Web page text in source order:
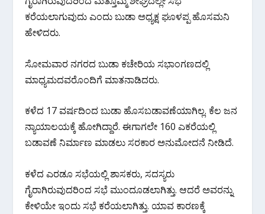
ಕರೆಯಲಾಗುವುದು ಎಂದು ಬುಡಾ ಅಧ್ಯಕ್ಷ ಘೂಳಪ್ಪ ಹೊಸಮನಿ
ಹೇಳಿದರು.
ಸೋಮವಾರ ನಗರದ ಬುಡಾ ಕಚೇರಿಯ ಸಭಾಂಗಣದಲ್ಲಿ
ಮಾಧ್ಯಮದವರೊಂದಿಗೆ ಮಾತನಾಡಿದರು.
ಕಳೆದ 17 ವರ್ಷದಿಂದ ಬುಡಾ ಹೊಸಬಡಾವಣೆಯಾಗಿಲ್ಲ.‌ ಕೆಲ ಜನ
ನ್ಯಾಯಾಲಯಕ್ಕೆ ಹೋಗಿದ್ದಾರೆ. ಈಗಾಗಲೇ 160 ಎಕರೆಯಲ್ಲಿ
ಬಡಾವಣೆ ನಿರ್ಮಾಣ ಮಾಡಲು ಸರಕಾರ ಅನುಮೋದನೆ ನೀಡಿದೆ.
ಕಳೆದ ಎರಡೂ ಸಭೆಯಲ್ಲಿ ಶಾಸಕರು, ಸದಸ್ಯರು
ಗೈರಾಗಿರುವುದರಿಂದ ಸಭೆ ಮುಂದೂಡಲಾಗಿತ್ತು. ಆದರೆ ಅವರನ್ನು
ಕೇಳಿಯೇ ಇಂದು ಸಭೆ ಕರೆಯಲಾಗಿತ್ತು. ಯಾವ ಕಾರಣಕ್ಕೆ